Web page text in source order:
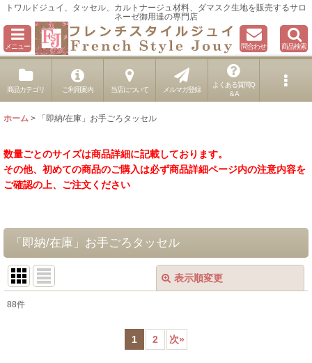
トワルドジュイ、タッセル、カルトナージュ材料、ダマスク生地を販売するサロ
ネーゼ御用達の専門店
メニュー 問合わせ 商品検索
商品カテゴリ ご利用案内 当店について メルマガ登録
よくある質問Q
＆A
ホーム > 「即納/在庫」お手ごろタッセル
数量ごとのサイズは商品詳細に記載しております。
その他、初めての商品のご購入は必ず商品詳細ページ内の注意内容を
ご確認の上、ご注文ください
「即納/在庫」お手ごろタッセル
表示順変更
88件
1 2 次»